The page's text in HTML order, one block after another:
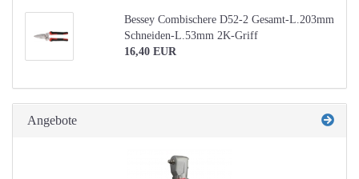
Bessey Combischere D52-2 Gesamt-L.203mm
Schneiden-L.53mm 2K-Griff
16,40 EUR
Angebote